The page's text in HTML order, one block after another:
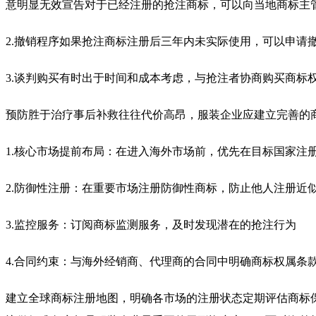
意明显无效宣告对于已经注册的抢注商标，可以向当地商标
2.撤销程序如果抢注商标注册后三年内未实际使用，可以申
3.谈判购买有时出于时间和成本考虑，与抢注者协商购买商
预防胜于治疗事后补救往往代价高昂，服装企业应建立完善的
1.核心市场提前布局：在进入海外市场前，优先在目标国家注
2.防御性注册：在重要市场注册防御性商标，防止他人注册近
3.监控服务：订阅商标监测服务，及时发现潜在的抢注行为
4.合同约束：与海外经销商、代理商的合同中明确商标权属
建立全球商标注册地图，明确各市场的注册状态定期评估商